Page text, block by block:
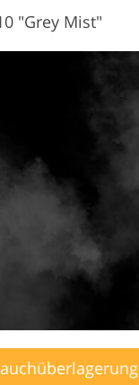
"Grey Mist"